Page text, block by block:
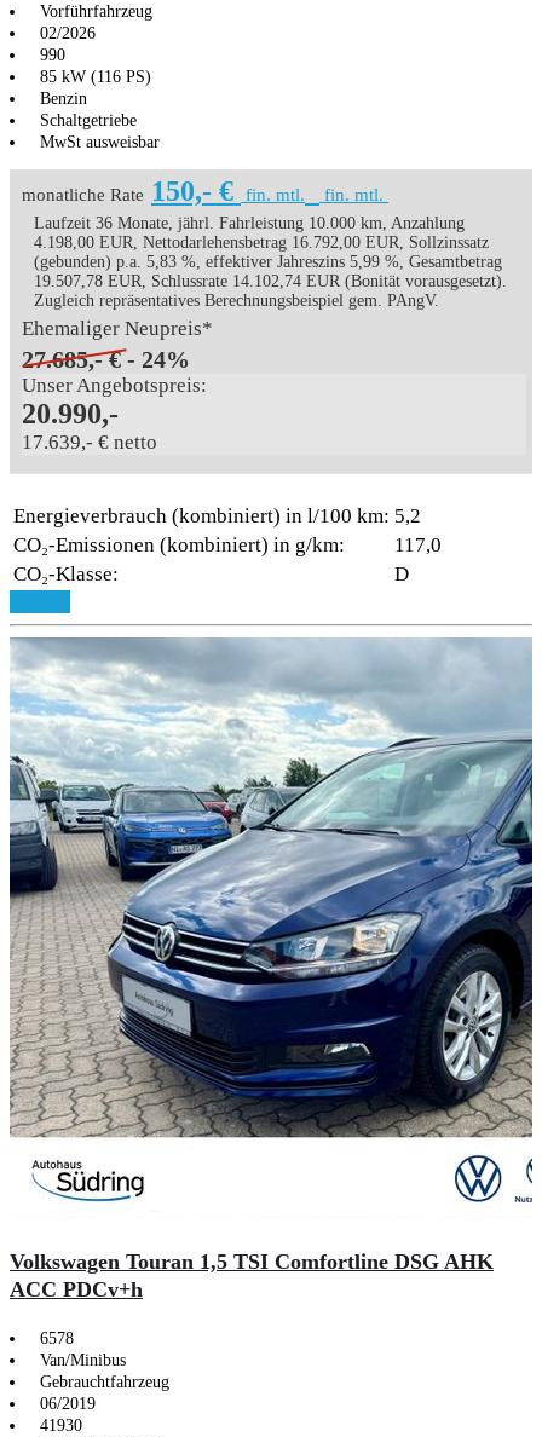
Vorführfahrzeug
02/2026
990
85 kW (116 PS)
Benzin
Schaltgetriebe
MwSt ausweisbar
monatliche Rate 150,- € fin. mtl. fin. mtl.
Laufzeit 36 Monate, jährl. Fahrleistung 10.000 km, Anzahlung
4.198,00 EUR, Nettodarlehensbetrag 16.792,00 EUR, Sollzinssatz
(gebunden) p.a. 5,83 %, effektiver Jahreszins 5,99 %, Gesamtbetrag
19.507,78 EUR, Schlussrate 14.102,74 EUR (Bonität vorausgesetzt).
Zugleich repräsentatives Berechnungsbeispiel gem. PAngV.
Ehemaliger Neupreis*
27.685,- € - 24%
Unser Angebotspreis:
20.990,-
17.639,- € netto
Energieverbrauch (kombiniert) in l/100 km: 5,2
CO₂-Emissionen (kombiniert) in g/km:
117,0
CO₂-Klasse:
D
Volkswagen Touran 1,5 TSI Comfortline DSG AHK
ACC PDCv+h
6578
Van/Minibus
Gebrauchtfahrzeug
06/2019
41930